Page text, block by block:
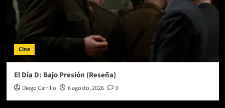
Cine
El Día D: Bajo Presión (Reseña)
Diego Carrillo 6 agosto, 2026 0